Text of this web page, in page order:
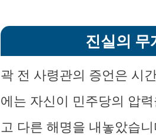
진실의 무
곽 전 사령관의 증언은 시
에는 자신이 민주당의 압
고 다른 해명을 내놓았습